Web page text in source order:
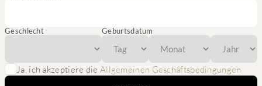
Geschlecht Geburtsdatum
Ja, ich akzeptiere die Allgemeinen Geschäftsbedingungen